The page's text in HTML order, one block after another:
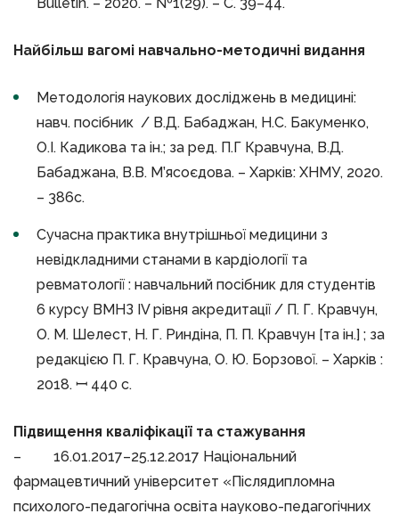
Найбільш вагомі навчально-методичні видання
Методологія наукових досліджень в медицині:
навч. посібник / В.Д. Бабаджан, Н.С. Бакуменко,
О.І. Кадикова та ін.; за ред. П.Г Кравчуна, В.Д.
Бабаджана, В.В. М’ясоєдова. – Харків: ХНМУ, 2020.
– 386с.
Сучасна практика внутрішньої медицини з
невідкладними станами в кардіології та
ревматології : навчальний посібник для студентів
6 курсу ВМНЗ ІV рівня акредитації / П. Г. Кравчун,
О. М. Шелест, Н. Г. Риндіна, П. П. Кравчун [та ін.] ; за
редакцією П. Г. Кравчуна, О. Ю. Борзової. – Харків :
2018. ꟷ 440 с.
Підвищення кваліфікації та стажування
– 16.01.2017–25.12.2017 Національний
фармацевтичний університет «Післядипломна
психолого-педагогічна освіта науково-педагогічних